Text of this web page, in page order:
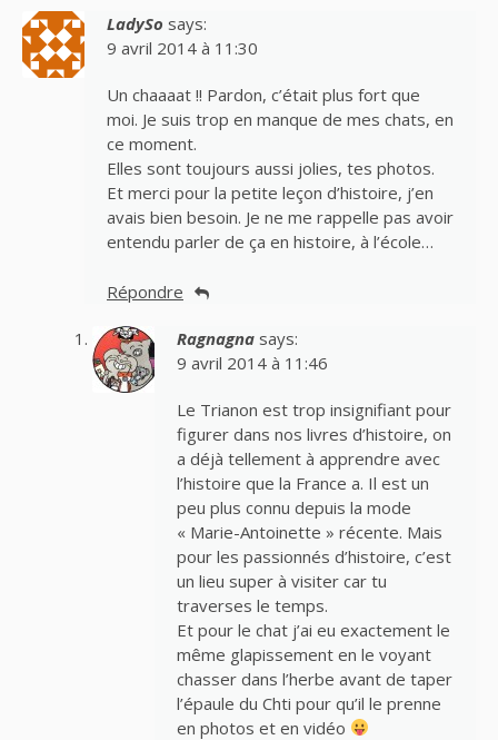
LadySo says:
9 avril 2014 à 11:30
Un chaaaat !! Pardon, c’était plus fort que
moi. Je suis trop en manque de mes chats, en
ce moment.
Elles sont toujours aussi jolies, tes photos.
Et merci pour la petite leçon d’histoire, j’en
avais bien besoin. Je ne me rappelle pas avoir
entendu parler de ça en histoire, à l’école…
Répondre
Ragnagna says:
9 avril 2014 à 11:46
Le Trianon est trop insignifiant pour
figurer dans nos livres d’histoire, on
a déjà tellement à apprendre avec
l’histoire que la France a. Il est un
peu plus connu depuis la mode
« Marie-Antoinette » récente. Mais
pour les passionnés d’histoire, c’est
un lieu super à visiter car tu
traverses le temps.
Et pour le chat j’ai eu exactement le
même glapissement en le voyant
chasser dans l’herbe avant de taper
l’épaule du Chti pour qu’il le prenne
en photos et en vidéo